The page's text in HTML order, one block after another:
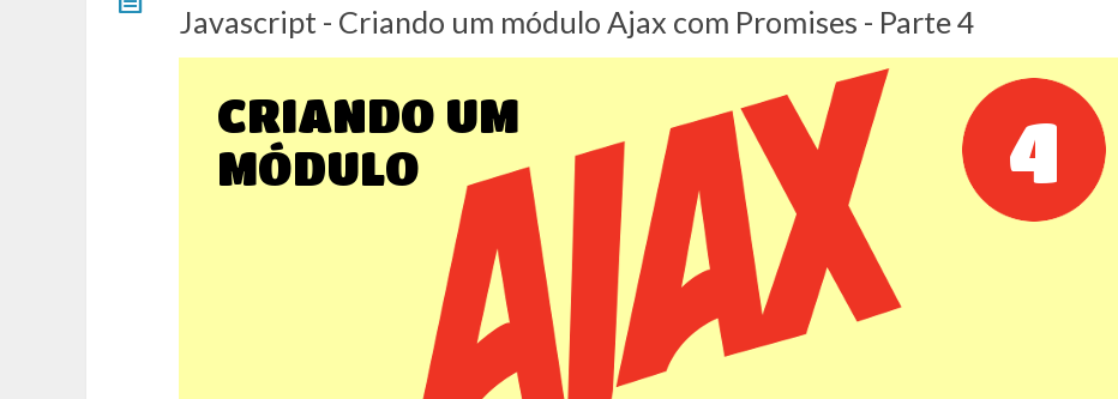
Javascript - Criando um módulo Ajax com Promises - Parte 4